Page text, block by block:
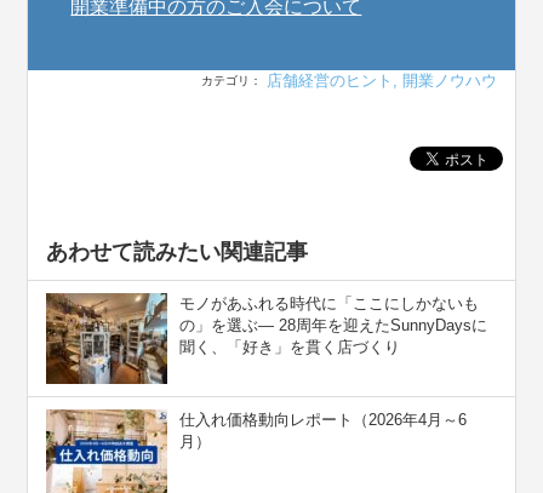
開業準備中の方のご入会について
カテゴリ： 店舗経営のヒント , 開業ノウハウ
あわせて読みたい関連記事
モノがあふれる時代に「ここにしかないも
の」を選ぶ― 28周年を迎えたSunnyDaysに
聞く、「好き」を貫く店づくり
仕入れ価格動向レポート（2026年4月～6
月）